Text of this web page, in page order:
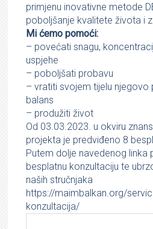
primjenu inovativne metode
poboljšanje kvalitete života i
Mi ćemo pomoći:
– povećati snagu,
uspjehe
– poboljšati probavu
– vratiti svojem tijelu njegovo
balans
– produžiti život
Od 03.03.2023. u okviru
projekta je predviđeno 8
Putem dolje navedenog linka
besplatnu konzultaciju te
naših stručnjaka
https://maimbalkan.org/
konzultacija/